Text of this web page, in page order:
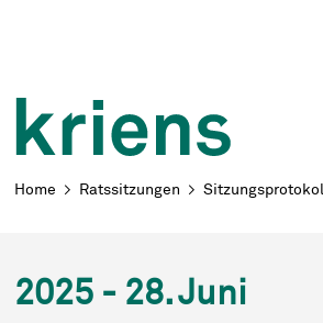
Navigieren in
Breadcrumb
Home Ratssitzungen
2025 - 28. Juni